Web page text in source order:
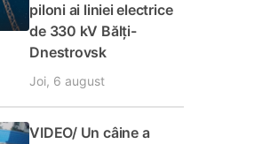
piloni ai liniei electrice
de 330 kV Bălți-
Dnestrovsk
Joi, 6 august
VIDEO/ Un câine a